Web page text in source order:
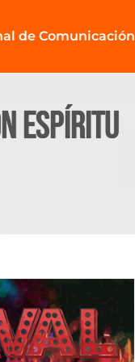
de Comunicación
espíritu